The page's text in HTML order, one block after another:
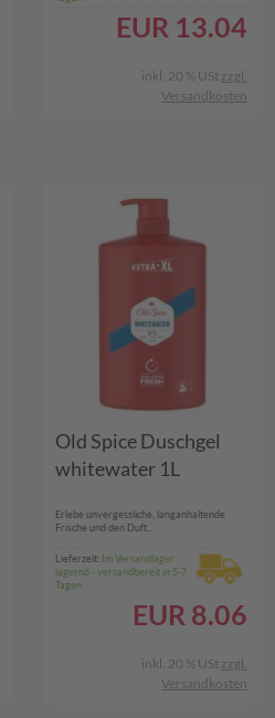
EUR 13.04
inkl. 20 % USt zzgl.
Versandkosten
Old Spice Duschgel
whitewater 1L
Erlebe unvergessliche, langanhaltende
Frische und den Duft...
Lieferzeit: Im Versandlager
lagernd - versandbereit in 5-7
Tagen
EUR 8.06
inkl. 20 % USt zzgl.
Versandkosten